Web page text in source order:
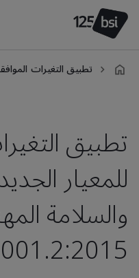
ar-
تطبيق التغيرات الموافقة لمسودة
تطبيق
للمعيار
والسلامة